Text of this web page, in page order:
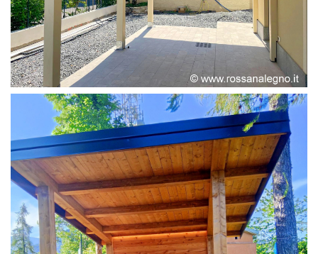
PERGOLA ADOSSATA